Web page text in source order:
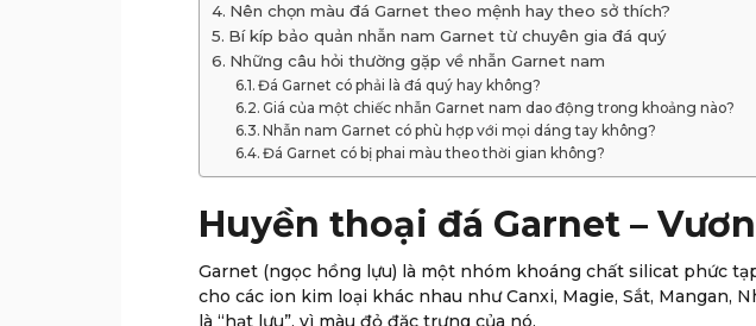
Nên chọn màu đá Garnet theo mệnh hay theo sở thích?
Bí kíp bảo quản nhẫn nam Garnet từ chuyên gia đá quý
Những câu hỏi thường gặp về nhẫn Garnet nam
Đá Garnet có phải là đá quý hay không?
Giá của một chiếc nhẫn Garnet nam dao động trong khoảng nào?
Nhẫn nam Garnet có phù hợp với mọi dáng tay không?
Đá Garnet có bị phai màu theo thời gian không?
Huyền thoại đá Garnet –
Garnet (ngọc hồng lựu) là một nhóm khoáng chất silicat phức
cho các ion kim loại khác nhau như Canxi, Magie, Sắt, Mangan,
là “hạt lựu”, vì màu đỏ đặc trưng của nó.